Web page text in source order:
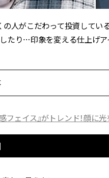
の人がこだわって投資してい
たり…印象を変える仕上げア
フェイス』がトレンド！顔に